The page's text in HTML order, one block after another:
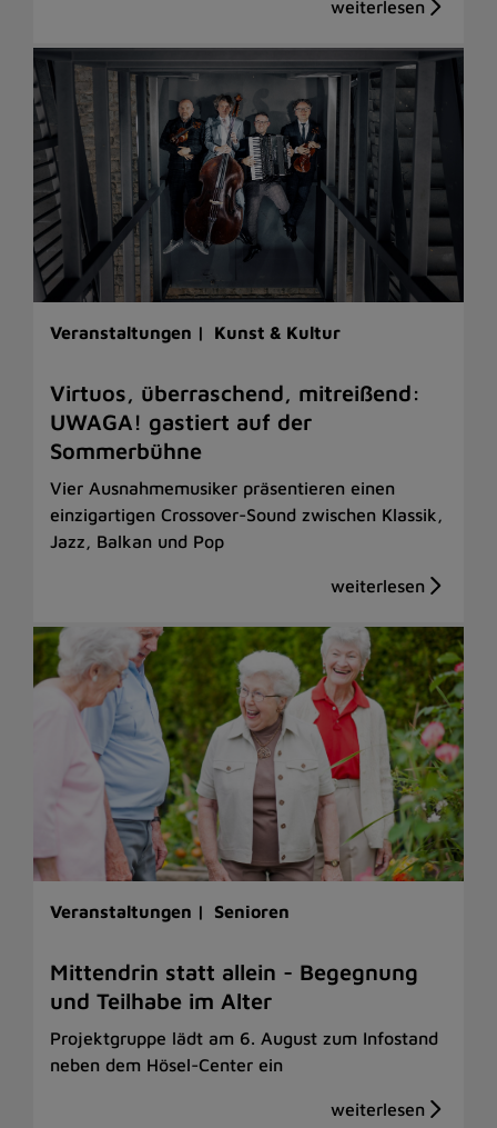
Veranstaltungen | Kunst & Kultur
Virtuos, überraschend, mitreißend:
UWAGA! gastiert auf der
Sommerbühne
Vier Ausnahmemusiker präsentieren einen
einzigartigen Crossover-Sound zwischen Klassik,
Jazz, Balkan und Pop
Veranstaltungen | Senioren
Mittendrin statt allein - Begegnung
und Teilhabe im Alter
Projektgruppe lädt am 6. August zum Infostand
neben dem Hösel-Center ein